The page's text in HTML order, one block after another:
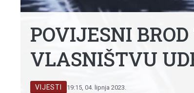
POVIJESNI
VLASNIŠTVU
VIJESTI 19:15, 04. lipnja 2023.